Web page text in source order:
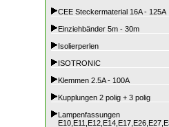
CEE Steckermaterial 16A - 125A
Einziehbänder 5m - 30m
Isolierperlen
ISOTRONIC
Klemmen 2.5A - 100A
Kupplungen 2 polig + 3 polig
Lampenfassungen